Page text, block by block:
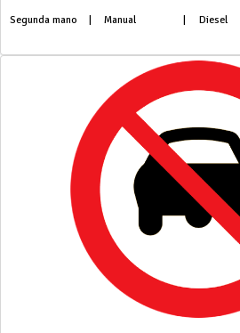
Segunda mano Manual Diesel